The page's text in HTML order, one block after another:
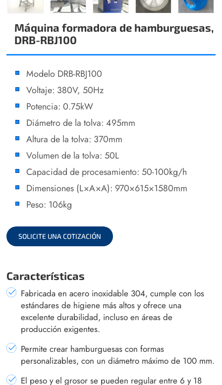
Máquina formadora de hamburguesas,
DRB-RBJ100
Modelo DRB-RBJ100
Voltaje: 380V, 50Hz
Potencia: 0.75kW
Diámetro de la tolva: 495mm
Altura de la tolva: 370mm
Volumen de la tolva: 50L
Capacidad de procesamiento: 50-100kg/h
Dimensiones (L×A×A): 970×615×1580mm
Peso: 106kg
SOLICITE UNA COTIZACIÓN
Características
Fabricada en acero inoxidable 304, cumple con los
estándares de higiene más altos y ofrece una
excelente durabilidad, incluso en áreas de
producción exigentes.
Permite crear hamburguesas con formas
personalizables, con un diámetro máximo de 100 mm.
El peso y el grosor se pueden regular entre 6 y 18